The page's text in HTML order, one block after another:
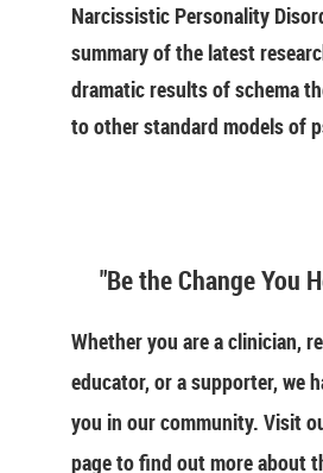
Narcissistic Personality
summary of the latest
dramatic results of schema
to other standard models of
"Be the Change You
Whether you are a clinician,
educator, or a supporter, we
you in our community. Visit
page to find out more about